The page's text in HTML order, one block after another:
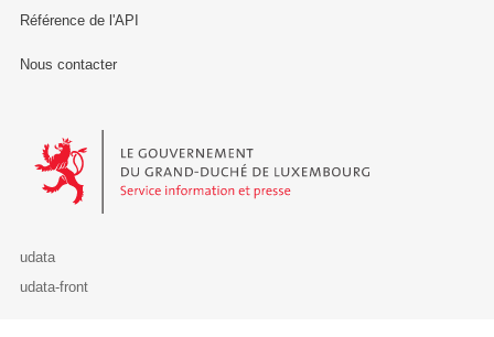
Référence de l'API
Nous contacter
Le Gouvernement du Grand-Duché de Luxembourg - Service
udata
udata-front